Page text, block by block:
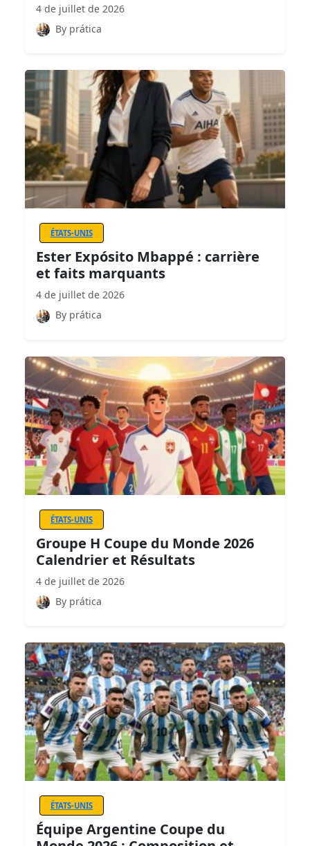
4 de juillet de 2026
By prática
ÉTATS-UNIS
Ester Expósito Mbappé : carrière
et faits marquants
4 de juillet de 2026
By prática
ÉTATS-UNIS
Groupe H Coupe du Monde 2026
Calendrier et Résultats
4 de juillet de 2026
By prática
ÉTATS-UNIS
Équipe Argentine Coupe du